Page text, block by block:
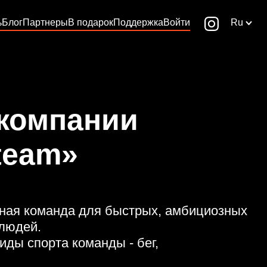
БлогПартнерыВ подарокПоддержкаВойти Ru
команда для быстрых, амбициозных
спорта команды - бег,